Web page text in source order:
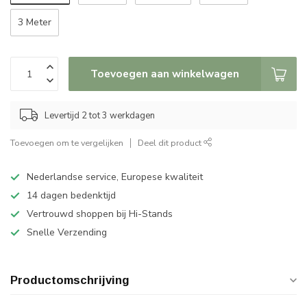
3 Meter
Toevoegen aan winkelwagen
Levertijd 2 tot 3 werkdagen
Toevoegen om te vergelijken Deel dit product
Nederlandse service, Europese kwaliteit
14 dagen bedenktijd
Vertrouwd shoppen bij Hi-Stands
Snelle Verzending
Productomschrijving